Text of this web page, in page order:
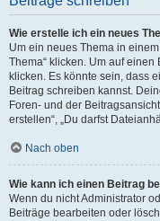
Wie erstelle ich ein neues
Um ein neues Thema in
Thema“ klicken. Um auf einen
klicken. Es könnte sein, dass
Beitrag schreiben kannst.
Foren- und der
erstellen“, „Du darfst
Nach oben
Wie kann ich einen Beitrag
Wenn du nicht Administrator
Beiträge bearbeiten oder